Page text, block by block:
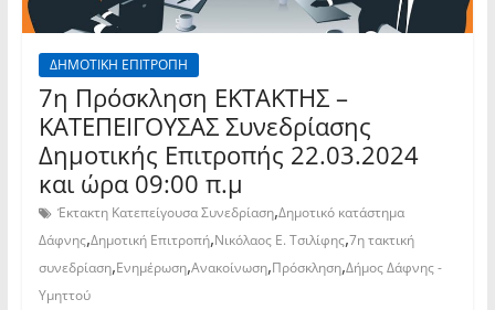
ΔΗΜΟΤΙΚΗ ΕΠΙΤΡΟΠΗ
7η Πρόσκληση ΕΚΤΑΚΤΗΣ –
ΚΑΤΕΠΕΙΓΟΥΣΑΣ Συνεδρίασης
Δημοτικής Επιτροπής 22.03.2024
και ώρα 09:00 π.μ
Έκτακτη Κατεπείγουσα Συνεδρίαση,Δημοτικό κατάστημα
Δάφνης,Δημοτική Επιτροπή,Νικόλαος Ε. Τσιλίφης,7η τακτική
συνεδρίαση,Ενημέρωση,Ανακοίνωση,Πρόσκληση,Δήμος Δάφνης -
Υμηττού